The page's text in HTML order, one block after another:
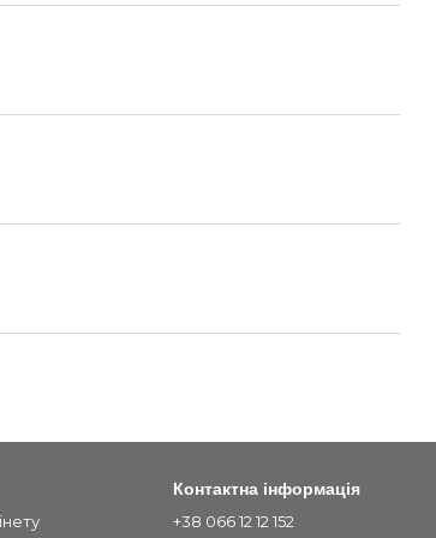
Контактна інформація
+38 066 12 12 152